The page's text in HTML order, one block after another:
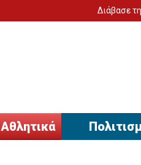
Διάβασε την Ευβοϊκή
Αθλητικά